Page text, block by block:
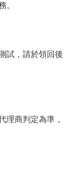
。
試，請於領回後
理商判定為準，